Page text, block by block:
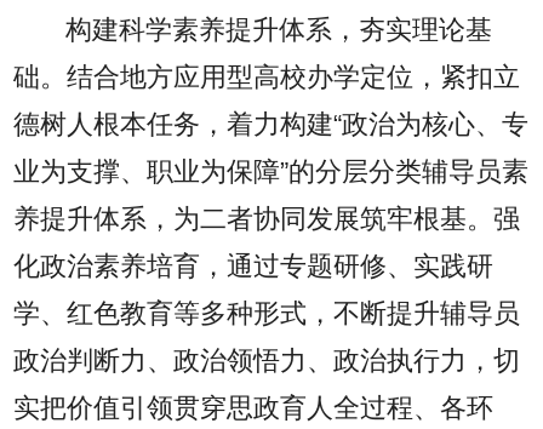
构建科学素养提升体系，夯实理论基
础。结合地方应用型高校办学定位，紧扣立
德树人根本任务，着力构建“政治为核心、专
业为支撑、职业为保障”的分层分类辅导员素
养提升体系，为二者协同发展筑牢根基。强
化政治素养培育，通过专题研修、实践研
学、红色教育等多种形式，不断提升辅导员
政治判断力、政治领悟力、政治执行力，切
实把价值引领贯穿思政育人全过程、各环